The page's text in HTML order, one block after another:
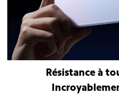
Résistance à